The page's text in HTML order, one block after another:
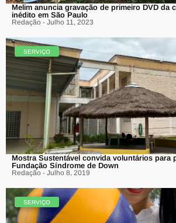
Melim anuncia gravação de primeiro DVD da
inédito em São Paulo
Redação - Julho 11, 2023
SERVIÇO
Mostra Sustentável convida voluntários para
Fundação Síndrome de Down
Redação - Julho 8, 2019
SERVIÇO